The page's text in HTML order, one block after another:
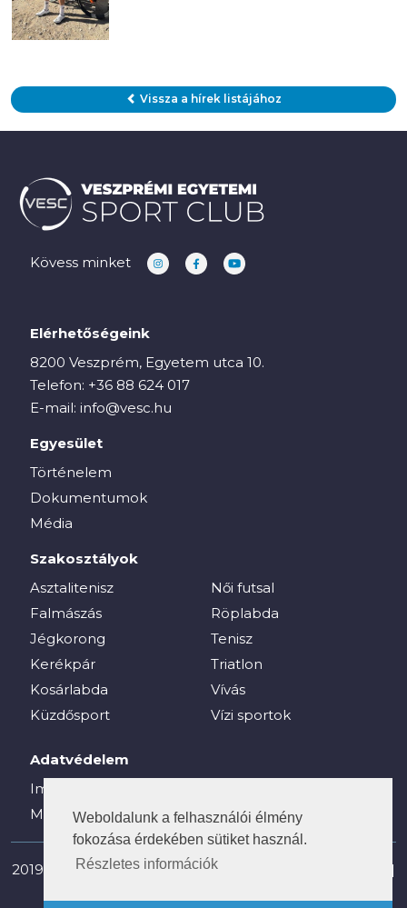
Weboldalunk a felhasználói élmény
fokozása érdekében sütiket használ.
Részletes információk
Vissza a hírek listájához
Kövess minket
Elérhetőségeink
8200 Veszprém, Egyetem utca 10.
Telefon: +36 88 624 017
E-mail: info@vesc.hu
Egyesület
Történelem
Dokumentumok
Média
Szakosztályok
Asztalitenisz
Falmászás
Jégkorong
Kerékpár
Kosárlabda
Küzdősport
Női futsal
Röplabda
Tenisz
Triatlon
Vívás
Vízi sportok
Adatvédelem
Impresszum
Média
2019-2025 © vesc.hu - Veszprémi Egyetemi Sport Club |